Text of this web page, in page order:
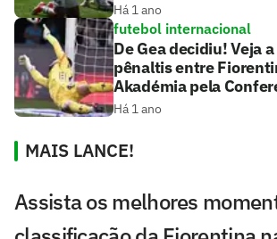
Há 1 ano
futebol internacional
De Gea decidiu! Veja
pênaltis entre
Akadémia pela
Há 1 ano
MAIS LANCE!
Assista os melhores